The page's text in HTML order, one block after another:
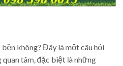
không? Đây là một câu hỏi
tâm, đặc biệt là những